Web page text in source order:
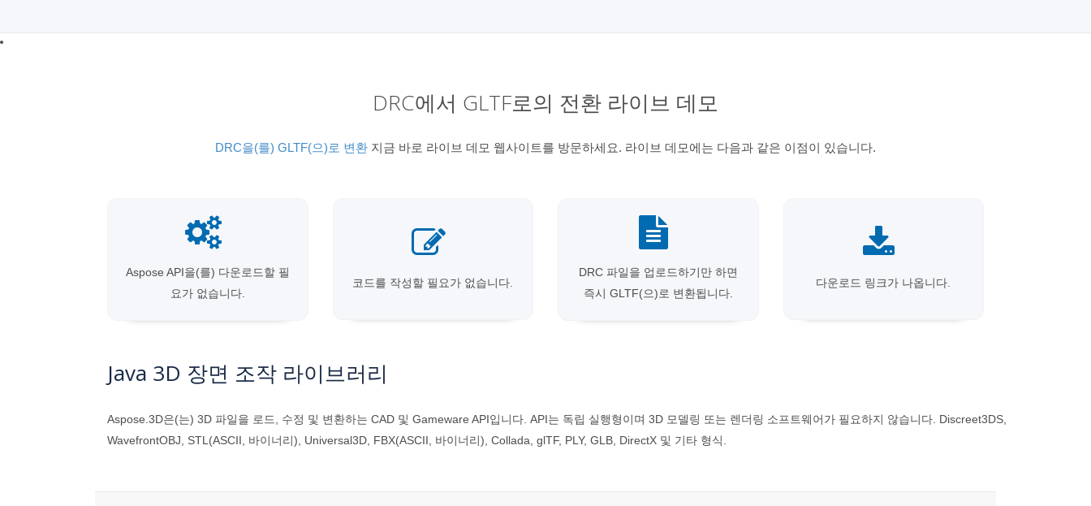
DRC에서 GLTF로의 전환 라이브 데모
DRC을(를) GLTF(으)로 변환 지금 바로 라이브 데모 웹사이트를 방문하세요. 라이브 데모에는 다음과 같은 이점이 있습니다.
Aspose API을(를) 다운로드할 필
요가 없습니다.
코드를 작성할 필요가 없습니다.
DRC 파일을 업로드하기만 하면
즉시 GLTF(으)로 변환됩니다.
다운로드 링크가 나옵니다.
Java 3D 장면 조작 라이브러리
Aspose.3D은(는) 3D 파일을 로드, 수정 및 변환하는 CAD 및 Gameware API입니다. API는 독립 실행형이며 3D 모델링 또는 렌더링 소프트웨어가 필요하지 않습니다. Discreet3DS,
WavefrontOBJ, STL(ASCII, 바이너리), Universal3D, FBX(ASCII, 바이너리), Collada, glTF, PLY, GLB, DirectX 및 기타 형식.